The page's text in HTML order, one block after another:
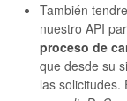
También
nuestro API
proceso de
que desde su
las solicitudes.